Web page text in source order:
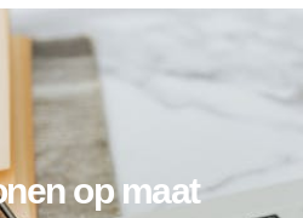
op maat